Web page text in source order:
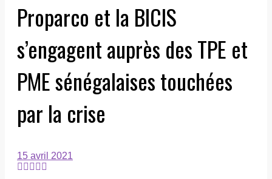
Proparco et la BICIS
s’engagent auprès des TPE et
PME sénégalaises touchées
par la crise
15 avril 2021